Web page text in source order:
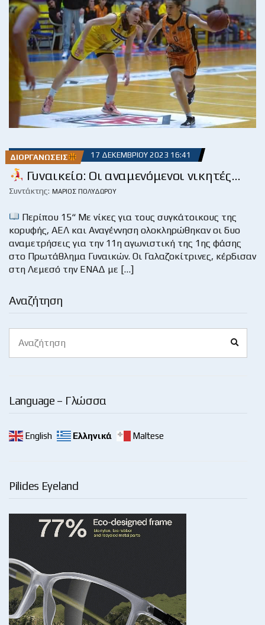
Αναζήτηση
for:
Language – Γλώσσα
English Ελληνικά Maltese
Pilides Eyeland
ΔΙΟΡΓΑΝΏΣΕΙΣ 17 ΔΕΚΕΜΒΡΊΟΥ 2023 16:41
Γυναικείο: Οι αναμενόμενοι νικητές…
Συντάκτης: ΜΆΡΙΟΣ ΠΟΛΥΔΏΡΟΥ
Περίπου 15“ Με νίκες για τους συγκάτοικους της
κορυφής, ΑΕΛ και Αναγέννηση ολοκληρώθηκαν οι δυο
αναμετρήσεις για την 11η αγωνιστική της 1ης φάσης
στο Πρωτάθλημα Γυναικών. Οι Γαλαζοκίτρινες, κέρδισαν
στη Λεμεσό την ΕΝΑΔ με […]